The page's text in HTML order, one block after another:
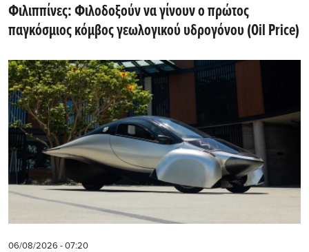
Φιλιππίνες: Φιλοδοξούν να γίνουν ο πρώτος
παγκόσμιος κόμβος γεωλογικού υδρογόνου (Oil Price)
06/08/2026 - 07:20